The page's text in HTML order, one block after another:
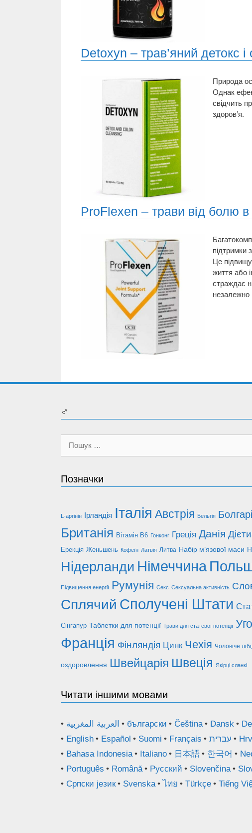
Detoxyn – трав’яний детокс
Природа
Однак
свідчить
здоров’я.
ProFlexen – трави від болю в
підтримки
Це
життя або
страждає
незалежно
♂
Пошук:
Позначки
L-аргінін Ірландія Італія Австрія Бельгія
Британія Вітамін В6 Гонконг Греція Данія
Ерекція Женьшень Кофеїн Латвія Литва Набір м’язової маси
Нідерланди Німеччина
Підвищення енергії Румунія Секс Сексуальна активність
Сплячий Сполучені Штати
Сінгапур Таблетки для потенції Трави для статевої потенції
Франція Фінляндія Цинк Чехія Чоловіче
оздоровлення Швейцарія Швеція Якірці сланкі
Читати іншими мовами
العربية المغربية български Čeština Dansk
English
Español Suomi Français עברית
Bahasa Indonesia
Italiano 日本語 한국어
Português
Română Русский Slovenčina
Српски језик
Svenska ไทย Türkçe Tiếng